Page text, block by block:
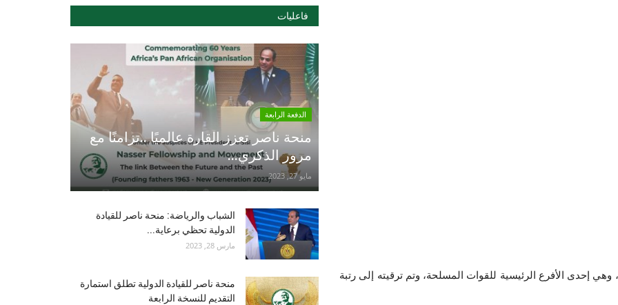
المصرية، وهي إحدى الأفرع الرئيسية للقوات المسلحة، وتم ترقيته إلى رتبة
فاعليات
الدفعة الرابعة
منحة ناصر تعزز القارة عالميًا ..تزامنًا مع
مرور الذكري...
مايو 27, 2023
الشباب والرياضة: منحة ناصر للقيادة
الدولية تحظي برعاية...
مارس 28, 2023
منحة ناصر للقيادة الدولية تطلق استمارة
التقديم للنسخة الرابعة